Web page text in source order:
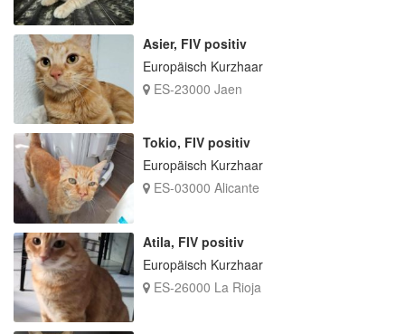
Asier, FIV positiv
Europäisch Kurzhaar
ES-23000 Jaen
Tokio, FIV positiv
Europäisch Kurzhaar
ES-03000 Alicante
Atila, FIV positiv
Europäisch Kurzhaar
ES-26000 La Rioja